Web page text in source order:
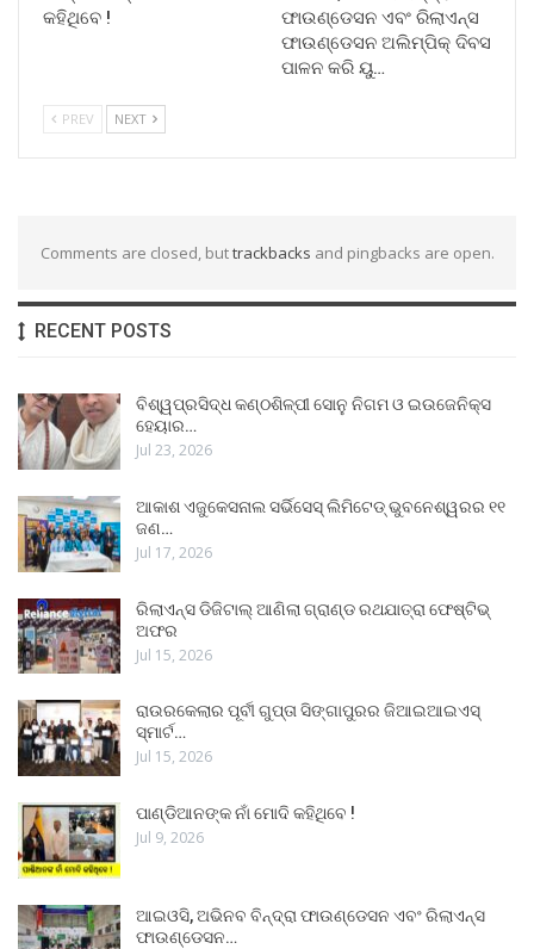
କହିଥିବେ !
ଫାଉଣ୍ଡେସନ ଏବଂ ରିଲାଏନ୍ସ
ଫାଉଣ୍ଡେସନ ଅଲିମ୍ପିକ୍ ଦିବସ
ପାଳନ କରି ୟୁ…
PREV NEXT
Comments are closed, buttrackbacks and pingbacks are open.
RECENT POSTS
ବିଶ୍ୱପ୍ରସିଦ୍ଧ କଣ୍ଠଶିଳ୍ପୀ ସୋନୁ ନିଗମ ଓ ଇଉଜେନିକ୍ସ
ହେୟାର…
Jul 23, 2026
ଆକାଶ ଏଜୁକେସନାଲ ସର୍ଭିସେସ୍ ଲିମିଟେଡ୍ ଭୁବନେଶ୍ୱରର ୧୧
ଜଣ…
Jul 17, 2026
ରିଲାଏନ୍ସ ଡିଜିଟାଲ୍ ଆଣିଲା ଗ୍ରାଣ୍ଡ ରଥଯାତ୍ରା ଫେଷ୍ଟିଭ୍
ଅଫର
Jul 15, 2026
ରାଉରକେଲାର ପୂର୍ବୀ ଗୁପ୍ତା ସିଙ୍ଗାପୁରର ଜିଆଇଆଇଏସ୍
ସ୍ମାର୍ଟ…
Jul 15, 2026
ପାଣ୍ଡିଆନଙ୍କ ନାଁ ମୋଦି କହିଥିବେ !
Jul 9, 2026
ଆଇଓସି, ଅଭିନବ ବିନ୍ଦ୍ରା ଫାଉଣ୍ଡେସନ ଏବଂ ରିଲାଏନ୍ସ
ଫାଉଣ୍ଡେସନ…